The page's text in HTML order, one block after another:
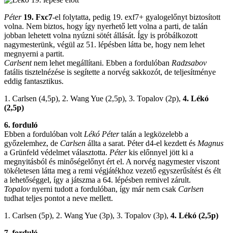
Péter 19. Fxc7-el folytatta, pedig 19. exf7+ gyalogelőnyt biztosított
volna. Nem biztos, hogy így nyerhető lett volna a parti, de talán
jobban lehetett volna nyúzni sötét állását. Így is próbálkozott
nagymesterünk, végül az 51. lépésben látta be, hogy nem lehet
megnyerni a partit.
Carlsentnem lehet megállítani. Ebben a fordulóban Radzsabov
fatális tisztelnézése is segítette a norvég sakkozót, de teljesítménye
eddig fantasztikus.
1. Carlsen (4,5p), 2. Wang Yue (2,5p), 3. Topalov (2p), 4. Lékó
(2,5p)
6. forduló
Ebben a fordulóban volt Lékó Pétertalán a legközelebb a
győzelemhez, de Carlsen állta a sarat. Péter d4-el kezdett és Magnus
a Grünfeld védelmet választotta. Péterkis előnnyel jött ki a
megnyitásból és minőségelőnyt ért el. A norvég nagymester viszont
tökéletesen látta meg a remi végjátékhoz vezető egyszerűsítést és élt
a lehetőséggel, így a játszma a 64. lépésben remivel zárult.
Topalov nyerni tudott a fordulóban, így már nem csak Carlsen
tudhat teljes pontot a neve mellett.
1. Carlsen (5p), 2. Wang Yue (3p), 3. Topalov (3p), 4. Lékó (2,5p)